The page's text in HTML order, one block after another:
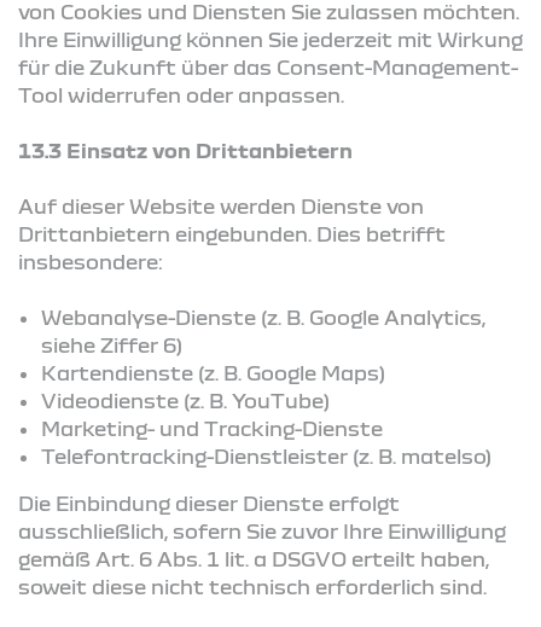
von Cookies und Diensten Sie zulassen möchten.
Ihre Einwilligung können Sie jederzeit mit Wirkung
für die Zukunft über das Consent-Management-
Tool widerrufen oder anpassen.
13.3 Einsatz von Drittanbietern
Auf dieser Website werden Dienste von
Drittanbietern eingebunden. Dies betrifft
insbesondere:
Webanalyse-Dienste (z. B. Google Analytics,
siehe Ziffer 6)
Kartendienste (z. B. Google Maps)
Videodienste (z. B. YouTube)
Marketing- und Tracking-Dienste
Telefontracking-Dienstleister (z. B. matelso)
Die Einbindung dieser Dienste erfolgt
ausschließlich, sofern Sie zuvor Ihre Einwilligung
gemäß Art. 6 Abs. 1 lit. a DSGVO erteilt haben,
soweit diese nicht technisch erforderlich sind.